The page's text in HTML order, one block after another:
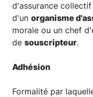
d'assurance
d'un organisme
morale ou un chef
de souscripteur.
Adhésion
Formalité par